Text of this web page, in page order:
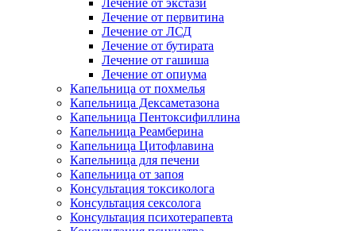
Лечение от экстази
Лечение от первитина
Лечение от ЛСД
Лечение от бутирата
Лечение от гашиша
Лечение от опиума
Капельница от похмелья
Капельница Дексаметазона
Капельница Пентоксифиллина
Капельница Реамберина
Капельница Цитофлавина
Капельница для печени
Капельница от запоя
Консультация токсиколога
Консультация сексолога
Консультация психотерапевта